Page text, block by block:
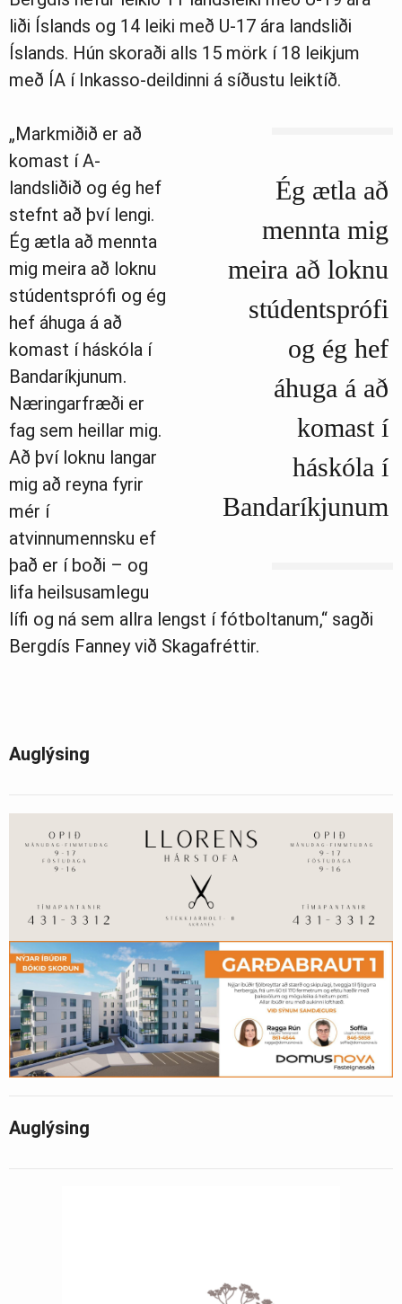
liði Íslands og 14 leiki með U-17 ára landsliði
Íslands. Hún skoraði alls 15 mörk í 18 leikjum
með ÍA í Inkasso-deildinni á síðustu leiktíð.
Ég ætla að
mennta mig
meira að loknu
stúdentsprófi
og ég hef
áhuga á að
komast í
háskóla í
Bandaríkjunum
„Markmiðið er að
komast í A-
landsliðið og ég hef
stefnt að því lengi.
Ég ætla að mennta
mig meira að loknu
stúdentsprófi og ég
hef áhuga á að
komast í háskóla í
Bandaríkjunum.
Næringarfræði er
fag sem heillar mig.
Að því loknu langar
mig að reyna fyrir
mér í
atvinnumennsku ef
það er í boði – og
lifa heilsusamlegu
lífi og ná sem allra lengst í fótboltanum,“ sagði
Bergdís Fanney við Skagafréttir.
Auglýsing
Auglýsing